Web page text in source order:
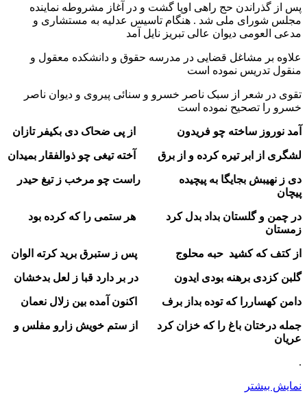
پس از گذراندن حج راهی اوپا گشت و در آغاز مشروطه نماینده
مجلس شورای ملی شد . هنگام تاسیس عدلیه به مستشاری و
مدعی العومی دیوان عالی تبریز نایل آمد
علاوه بر مشاغل قضایی در مدرسه حقوق و دانشکده معقول و
منقول تدریس نموده است
تقوی در شعر از سبک ناصر خسرو و سنائی پیروی و دیوان ناصر
خسرو را تصحیح نموده است
آمد نوروز ساخته چو فریدون از پی ضحاک دی بکیفر تازان
لشگری از ابر تیره کرده و از برق آخته تیغی چو ذوالفقار بمیدان
دی ز نهیبش بجایگا به پیچیده راست چو مرخب ز تیغ حیدر
پیچان
در چمن و گلستان بداد بدل کرد هر ستمی را که کرده بود
زمستان
از کتف که کشید حبه محلوج پس ز ستبرق برید کرته الوان
گلبن کزدی برهنه بودی ایدون در بر دارد قبا ز لعل بدخشان
دامن کهساررا که توده بداز برف اکنون آمده بین زلال نعمان
جمله درختان باغ را که خزان کرد از ستم خویش زارو مفلس و
عریان
.
نمایش بیشتر